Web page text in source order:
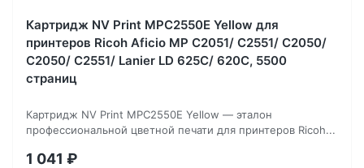
Картридж NV Print MPC2550E Yellow для
принтеров Ricoh Aficio MP C2051/ C2551/ C2050/
C2050/ C2551/ Lanier LD 625C/ 620C, 5500
страниц
Картридж NV Print MPC2550E Yellow — эталон
профессиональной цветной печати для принтеров Ricoh...
1 041 ₽